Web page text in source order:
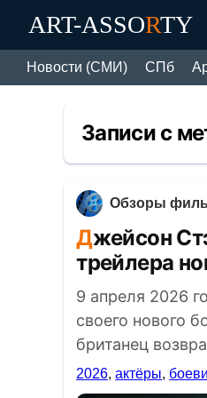
ART-ASSORTY
Новости (СМИ) СПб
Записи с
Обзоры
Джейсон Стэйтем разносит врагов на грузовом судне: разбор
трейлера
9 апреля 2026
своего нового
британец
2026,актёры,